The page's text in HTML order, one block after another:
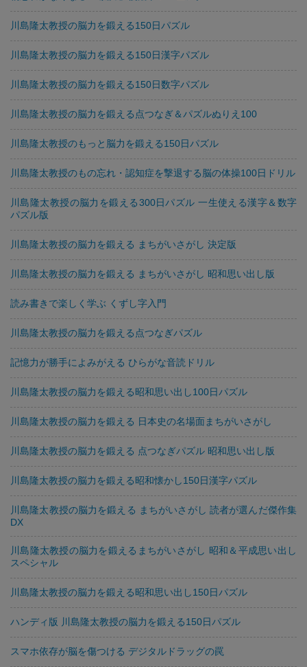
川島隆太教授の脳力を鍛える150日パズル
川島隆太教授の脳力を鍛える150日漢字パズル
川島隆太教授の脳力を鍛える150日数字パズル
川島隆太教授の脳力を鍛える点つなぎ＆パズルぬりえ100
川島隆太教授のもっと脳力を鍛える150日パズル
川島隆太教授のもの忘れ・認知症を撃退する脳の体操100日ドリル
川島隆太教授の脳力を鍛える300日パズル 一生使える漢字＆数字
パズル版
川島隆太教授の脳力を鍛える まちがいさがし 決定版
川島隆太教授の脳力を鍛える まちがいさがし 昭和思い出し版
読み書きで楽しく学ぶ くずし字入門
川島隆太教授の脳力を鍛える点つなぎパズル
記憶力が勝手によみがえる ひらがな音読ドリル
川島隆太教授の脳力を鍛える昭和思い出し100日パズル
川島隆太教授の脳力を鍛える 日本史の名場面まちがいさがし
川島隆太教授の脳力を鍛える 点つなぎパズル 昭和思い出し版
川島隆太教授の脳力を鍛える昭和懐かし150日漢字パズル
川島隆太教授の脳力を鍛える まちがいさがし 読者が選んだ傑作集
DX
川島隆太教授の脳力を鍛えるまちがいさがし 昭和＆平成思い出し
スペシャル
川島隆太教授の脳力を鍛える昭和思い出し150日パズル
ハンディ版 川島隆太教授の脳力を鍛える150日パズル
スマホ依存が脳を傷つける デジタルドラッグの罠